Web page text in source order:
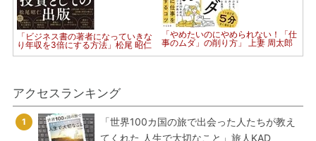
「ビジネス書の著者になっていきな
り年収を3倍にする方法」松尾 昭仁
「やめたいのにやめられない！「仕
事のムダ」の削り方」 上妻 周太郎
アクセスランキング
1
「世界100カ国の旅で出会った人たちが教え
てくれた 人生で大切なこと」旅人KAD